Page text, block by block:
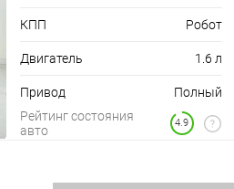
КПП Робот
Двигатель 1.6 л
Привод
Полный
Рейтинг состояния
авто
4.9